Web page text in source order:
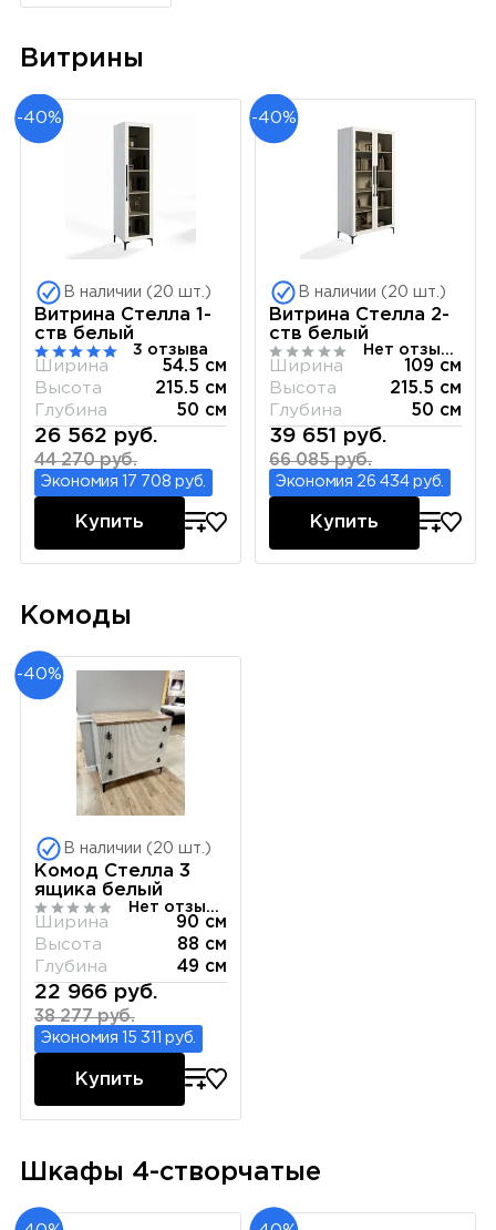
Витрины
-40%
В наличии (20 шт.)
Витрина Стелла 1-
ств белый
3 отзыва
Ширина
54.5 см
Высота
215.5 см
Глубина
50 см
26 562 руб.
44 270 руб.
Экономия 17 708 руб.
Купить
-40%
В наличии (20 шт.)
Витрина Стелла 2-
ств белый
Нет отзывов
Ширина
109 см
Высота
215.5 см
Глубина
50 см
39 651 руб.
66 085 руб.
Экономия 26 434 руб.
Купить
Комоды
-40%
В наличии (20 шт.)
Комод Стелла 3
ящика белый
Нет отзывов
Ширина
90 см
Высота
88 см
Глубина
49 см
22 966 руб.
38 277 руб.
Экономия 15 311 руб.
Купить
Шкафы 4-створчатые